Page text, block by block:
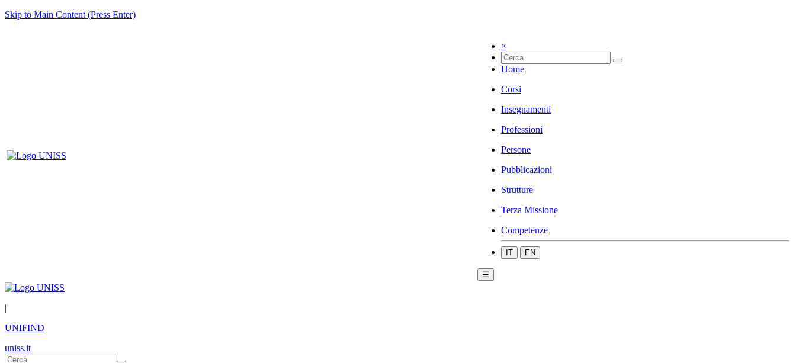
Skip to Main Content (Press Enter)
×
Home
Corsi
Insegnamenti
Professioni
Persone
Pubblicazioni
Strutture
Terza Missione
Competenze
IT EN
☰
|
UNIFIND
uniss.it